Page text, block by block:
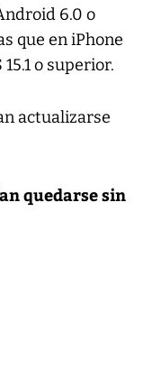
6.0 o
que en iPhone
o superior.
actualizarse
quedarse sin